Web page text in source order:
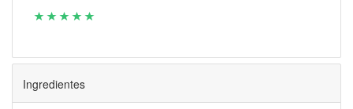
Ingredientes